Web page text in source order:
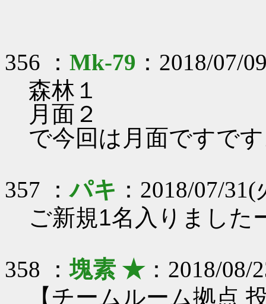
356 ： Mk-79 ：2018/07/
森林１
月面２
で今回は月面ですで
357 ：パキ ：2018/07/
ご新規1名入りました
358 ：塊素 ★：2018/08/
【チームルーム拠点